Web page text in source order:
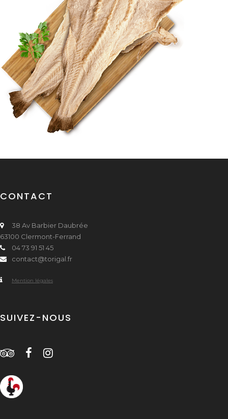
CONTACT
38 Av Barbier Daubrée
63100 Clermont-Ferrand
04 73 91 51 45
contact@torigal.fr
Mention légales
SUIVEZ-NOUS